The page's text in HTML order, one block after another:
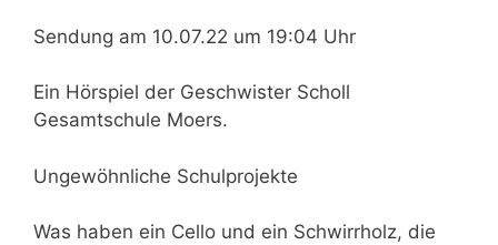
Sendung am 10.07.22 um 19:04 Uhr
Ein Hörspiel der Geschwister Scholl
Gesamtschule Moers.
Ungewöhnliche Schulprojekte
Was haben ein Cello und ein Schwirrholz, die